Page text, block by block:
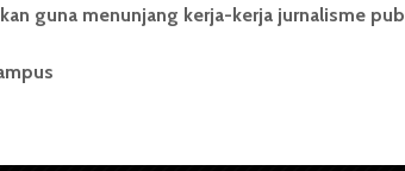
Kegiatan Mahasiswa
Mahasiswa SUARA
pada 1 Juli 1995.
Pedoman
guna menunjang kerja-kerja jurnalisme